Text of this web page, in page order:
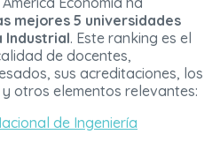
mejores 5 universidades
Industrial. Este ranking es el
de docentes,
sus acreditaciones, los
otros elementos relevantes:
de Ingeniería